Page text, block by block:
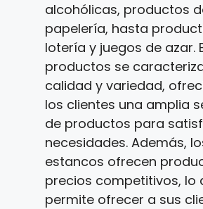
alcohólicas, productos
papelería, hasta
lotería y juegos de azar.
productos se
calidad y variedad,
los clientes una amplia
de productos para
necesidades. Además,
estancos ofrecen
precios competitivos, lo
permite ofrecer a sus